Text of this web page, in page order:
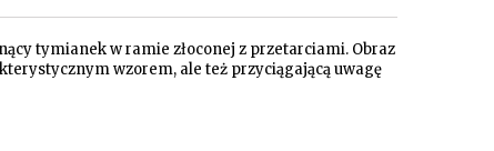
tymianek w ramie złoconej z przetarciami. Obraz
wzorem, ale też przyciągającą uwagę